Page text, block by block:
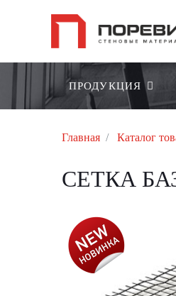
ПРОДУКЦИЯ
Главная Каталог
СЕТКА
АКЦИЯ!